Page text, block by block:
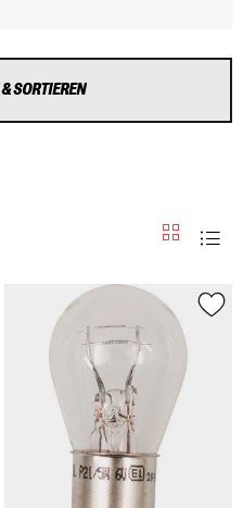
SORTIEREN